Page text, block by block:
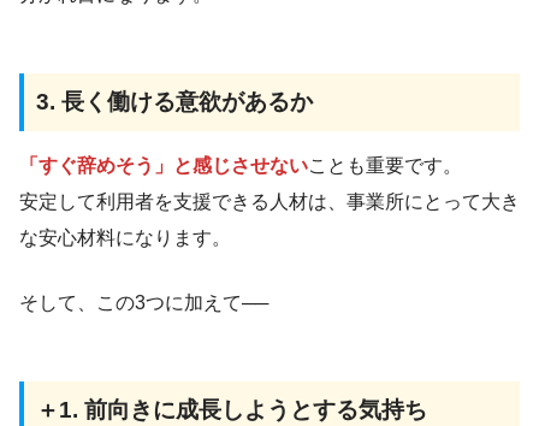
3. 長く働ける意欲があるか
「すぐ辞めそう」と感じさせないことも重要です。
安定して利用者を支援できる人材は、事業所にとって大き
な安心材料になります。
そして、この3つに加えて──
＋1. 前向きに成長しようとする気持ち